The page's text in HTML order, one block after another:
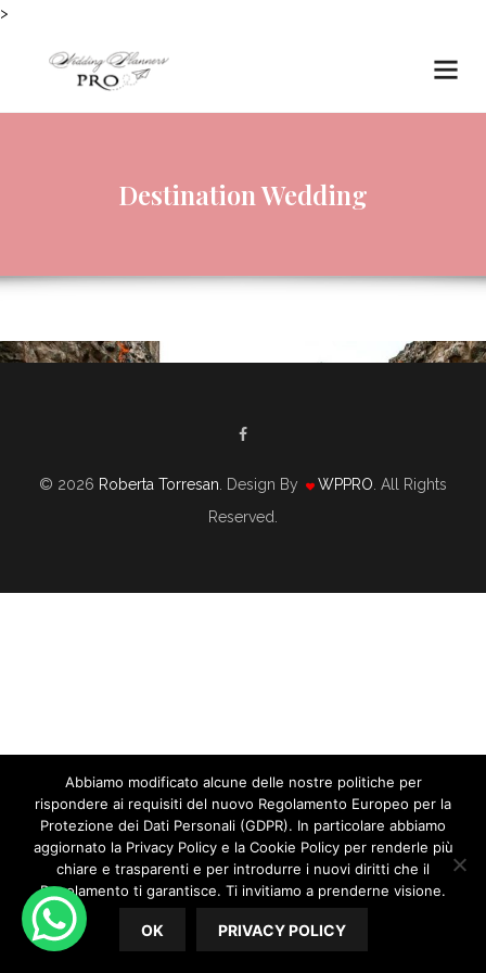
>
Destination Wedding
Roberta Torresan Con Andrea Naar Alba:
Gli Scenari Del Destination Wedding
04/24/2020 ByRoberta Torresan
In CORSO WEDDING PLANNER
Roberta Torresan con Andrea Naar Alba: gli scenari del
© 2026 Roberta Torresan . Design By WPPRO . All Rights
Reserved.
Abbiamo modificato alcune delle nostre politiche per
rispondere ai requisiti del nuovo Regolamento Europeo per la
Protezione dei Dati Personali (GDPR). In particolare abbiamo
aggiornato la Privacy Policy e la Cookie Policy per renderle più
chiare e trasparenti e per introdurre i nuovi diritti che il
Regolamento ti garantisce. Ti invitiamo a prenderne visione.
OK PRIVACY POLICY